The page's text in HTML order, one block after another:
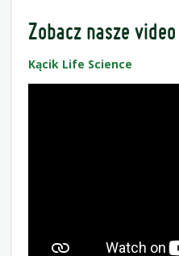
Zobacz nasze video
Kącik Life Science